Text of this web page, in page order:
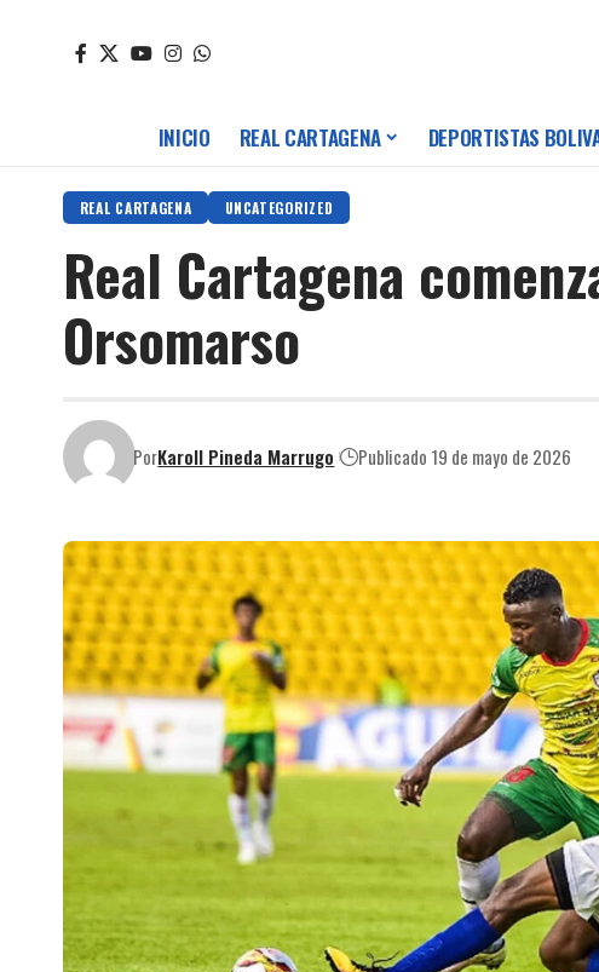
INICIO REAL CARTAGENA DEPORTISTAS
REAL CARTAGENA UNCATEGORIZED
Real Cartagena
Orsomarso
PorKaroll Pineda Marrugo Publicado 19 de mayo de 2026